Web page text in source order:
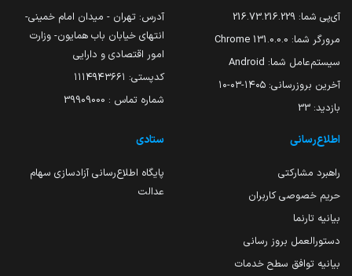
آی‌پی شما: 216.73.216.229
مرورگر شما: 131.0.0.0 Chrome
سیستم‌عامل شما: Android
آخرین بروزرسانی: ۱۴۰۵-۰۳-۱۰
بازدید: 33
آدرس: تهران - میدان امام خمینی-
انتهای خیابان باب همایون- وزارت
امور اقتصادی و دارایی
کدپستی: ۱۱۱۴۹۴۳۶۶۱
شماره تماس : 39909000
اطلاع‌رسانی
راهبرد مشارکتی
حریم خصوصی کاربران
بیانیه تارنما
دستورالعمل بروز رسانی
بیانیه توافق سطح خدمات
ستادی
پایگاه اطلاع‌رسانی آزادسازی سهام
عدالت